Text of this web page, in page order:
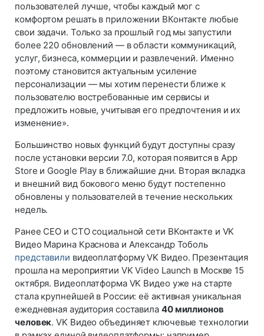
пользователей лучше, чтобы каждый мог с
комфортом решать в приложении ВКонтакте любые
свои задачи. Только за прошлый год мы запустили
более 220 обновлений — в области коммуникаций,
услуг, бизнеса, коммерции и развлечений. Именно
поэтому становится актуальным усиление
персонализации — мы хотим перенести ближе к
пользователю востребованные им сервисы и
предложить новые, учитывая его предпочтения и их
изменение».
Большинство новых функций будут доступны сразу
после установки версии 7.0, которая появится в App
Store и Google Play в ближайшие дни. Вторая вкладка
и внешний вид бокового меню будут постепенно
обновлены у пользователей в течение нескольких
недель.
Ранее СЕО и CTO социальной сети ВКонтакте и VK
Видео Марина Краснова и Александр Тоболь
представили видеоплатформу VK Видео. Презентация
прошла на мероприятии VK Video Launch в Москве 15
октября. Видеоплатформа VK Видео уже на старте
стала крупнейшей в России: её активная уникальная
ежедневная аудитория составила 40 миллионов
человек. VK Видео объединяет ключевые технологии